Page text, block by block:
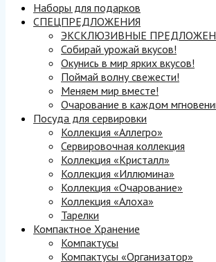
Наборы для подарков
СПЕЦПРЕДЛОЖЕНИЯ
ЭКСКЛЮЗИВНЫЕ
Собирай урожай вкусов!
Окунись в мир ярких вкусов!
Поймай волну свежести!
Меняем мир вместе!
Очарование в каждом
Посуда для сервировки
Коллекция «Аллегро»
Сервировочная коллекция
Коллекция «Кристалл»
Коллекция «Иллюмина»
Коллекция «Очарование»
Коллекция «Алоха»
Тарелки
Компактное Хранение
Компактусы
Компактусы «Организатор»